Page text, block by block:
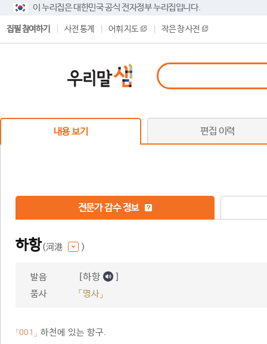
이 누리집은 대한민국 공식 전자정부 누리집입니다.
집필 참여하기 사전 통계 어휘 지도 작은 창 사전
내용 보기 편집 이력
전문가 감수 정보
하항(河港 )
발음 [하항 ]
품사 「명사」
「001」 하천에 있는 항구.